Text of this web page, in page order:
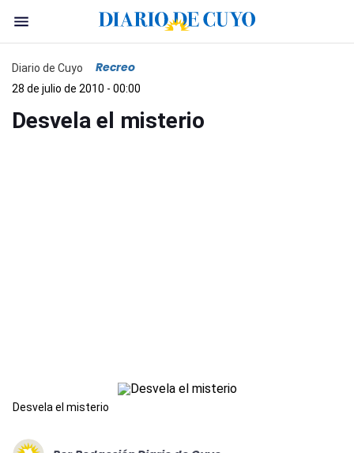
Diario de Cuyo Recreo
28 de julio de 2010 - 00:00
Desvela el misterio
Desvela el misterio